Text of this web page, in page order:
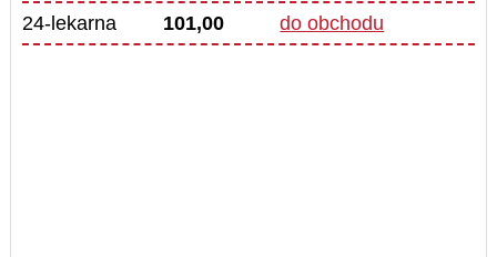
24-lekarna 101,00 do obchodu